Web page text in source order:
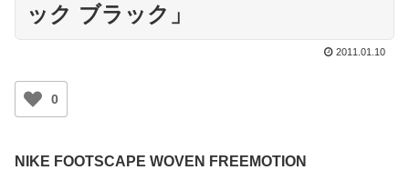
ック ブラック」
2011.01.10
0
NIKE FOOTSCAPE WOVEN FREEMOTION